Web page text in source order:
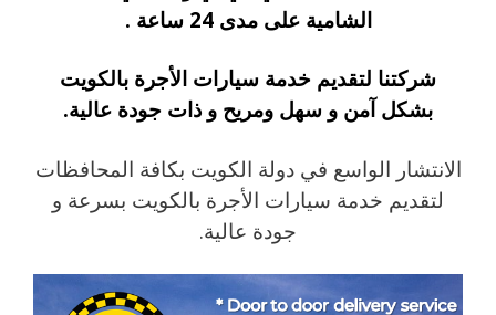
الشامية على مدى 24 ساعة .
شركتنا لتقديم خدمة سيارات الأجرة بالكويت
بشكل آمن و سهل ومريح و ذات جودة عالية.
الانتشار الواسع في دولة الكويت بكافة المحافظات
لتقديم خدمة سيارات الأجرة بالكويت بسرعة و
جودة عالية.